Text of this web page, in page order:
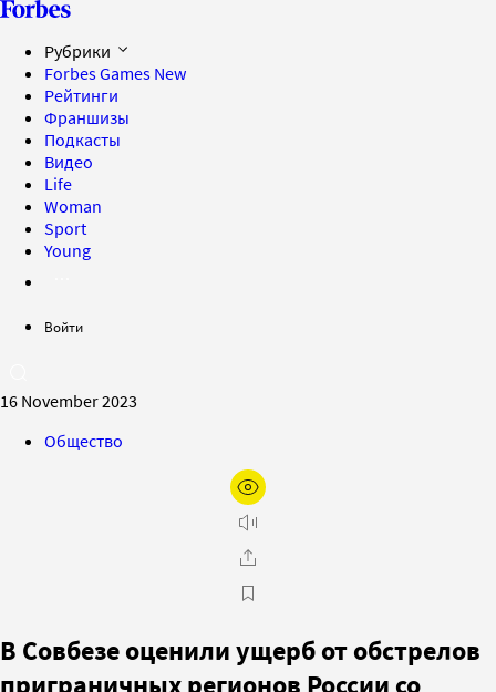
Рубрики
Forbes Games New
Рейтинги
Франшизы
Подкасты
Видео
Life
Woman
Sport
Young
Войти
16 November 2023
Общество
В Совбезе оценили ущерб от обстрелов
приграничных регионов России со